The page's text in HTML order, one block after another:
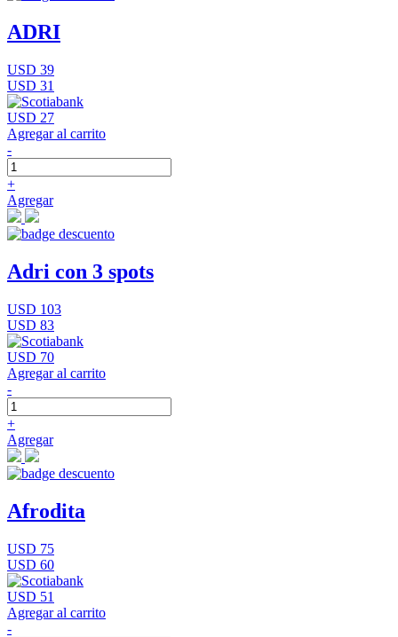
ADRI
USD 39
USD 31
USD 27
Agregar al carrito
-
+
Agregar
Adri con 3 spots
USD 103
USD 83
USD 70
Agregar al carrito
-
+
Agregar
Afrodita
USD 75
USD 60
USD 51
Agregar al carrito
-